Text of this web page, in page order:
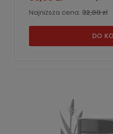
Najniższa cena: 32,00 zł
DO